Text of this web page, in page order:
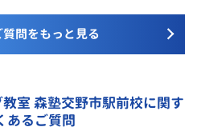
問をもっと見る
室 森塾交野市駅前校に関す
あるご質問